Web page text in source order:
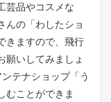
芸品やコスメな
んの「わしたショ
きますので、飛行
願いしてみましょ
テナショップ「う
むことができま